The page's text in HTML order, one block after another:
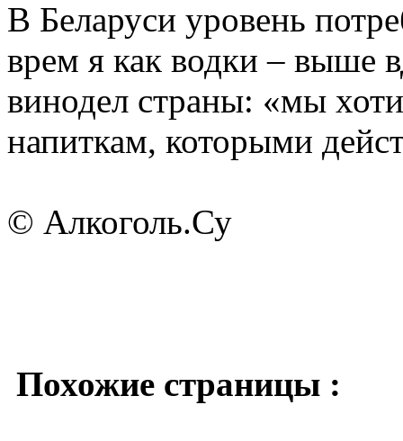
В Беларуси уровень
врем я как водки – выше
винодел страны: «мы
напиткам, которыми
© Алкоголь.Су
Похожие страницы :